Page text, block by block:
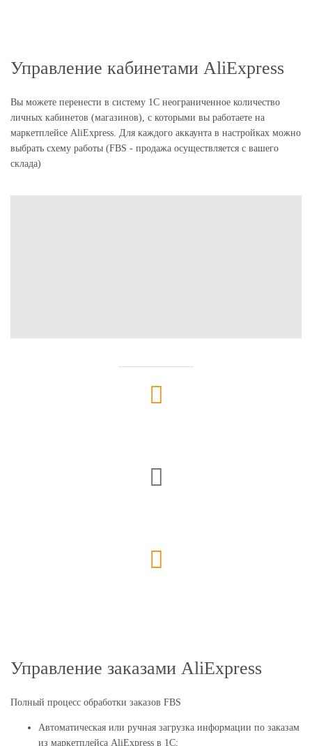
Управление кабинетами AliExpress
Вы можете перенести в систему 1С неограниченное количество
личных кабинетов (магазинов), с которыми вы работаете на
маркетплейсе AliExpress. Для каждого аккаунта в настройках можно
выбрать схему работы (FBS - продажа осуществляется с вашего
склада)
Управление заказами AliExpress
Полный процесс обработки заказов FBS
Автоматическая или ручная загрузка информации по заказам
из маркетплейса AliExpress в 1С;